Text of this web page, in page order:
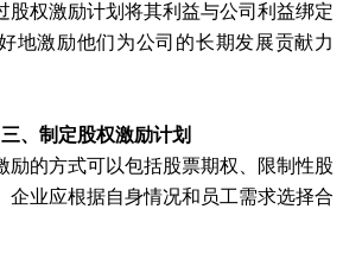
股权激励计划将其利益与公司利益绑定
地激励他们为公司的长期发展贡献力
三、制定股权激励计划
励的方式可以包括股票期权、限制性股
企业应根据自身情况和员工需求选择合